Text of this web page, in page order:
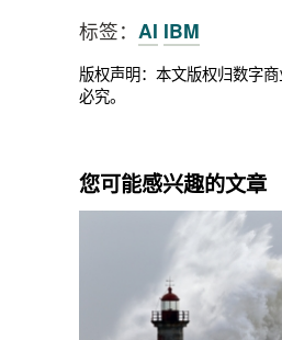
标签： AI IBM
版权声明：本文版权归数字
必究。
您可能感兴趣的文章